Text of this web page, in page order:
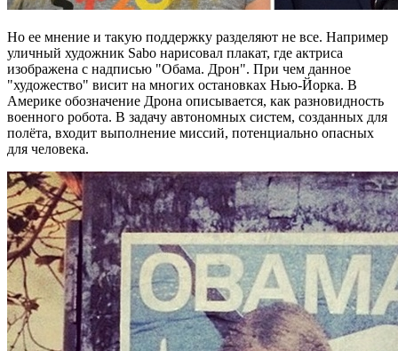
Но ее мнение и такую поддержку разделяют не все. Например
уличный художник Sabo нарисовал плакат, где актриса
изображена с надписью "Обама. Дрон". При чем данное
"художество" висит на многих остановках Нью-Йорка. В
Америке обозначение Дрона описывается, как разновидность
военного робота. В задачу автономных систем, созданных для
полёта, входит выполнение миссий, потенциально опасных
для человека.